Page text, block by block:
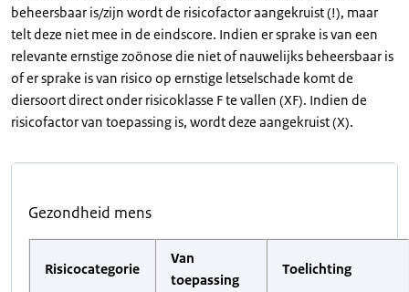
beheersbaar is/zijn wordt de risicofactor aangekruist (!), maar
telt deze niet mee in de eindscore. Indien er sprake is van een
relevante ernstige zoönose die niet of nauwelijks beheersbaar is
of er sprake is van risico op ernstige letselschade komt de
diersoort direct onder risicoklasse F te vallen (XF). Indien de
risicofactor van toepassing is, wordt deze aangekruist (X).
Gezondheid mens
Risicocategorie
Van
toepassing
Toelichting